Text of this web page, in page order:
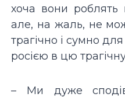
хоча вони роблять
але, на жаль, не
трагічно і сумно
росією в цю
– Ми дуже